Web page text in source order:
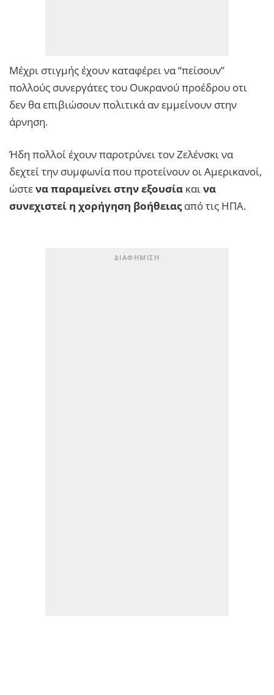
Μέχρι στιγμής έχουν καταφέρει να “πείσουν”
πολλούς συνεργάτες του Ουκρανού προέδρου οτι
δεν θα επιβιώσουν πολιτικά αν εμμείνουν στην
άρνηση.
Ήδη πολλοί έχουν παροτρύνει τον Ζελένσκι να
δεχτεί την συμφωνία που προτείνουν οι Αμερικανοί,
ώστενα παραμείνει στην εξουσία καινα
συνεχιστεί η χορήγηση βοήθειαςαπό τις ΗΠΑ.